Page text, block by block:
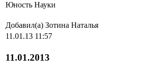
Юность Науки
Добавил(а) Зотина Наталья
11.01.13 11:57
11.01.2013